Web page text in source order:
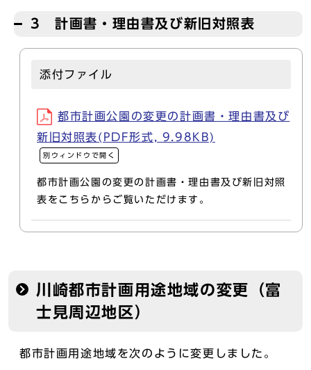
3 計画書・理由書及び新旧対照表
添付ファイル
都市計画公園の変更の計画書・理由書及び
新旧対照表(PDF形式, 9.98KB)
別ウィンドウで開く
都市計画公園の変更の計画書・理由書及び新旧対照
表をこちらからご覧いただけます。
川崎都市計画用途地域の変更（富
士見周辺地区）
都市計画用途地域を次のように変更しました。